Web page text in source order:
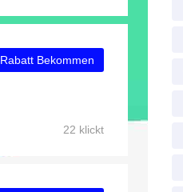
Rabatt Bekommen
22 klickt